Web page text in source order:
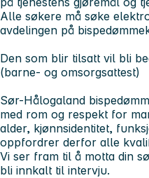
Alle søkere må søke
avdelingen på
Den som blir tilsatt vil bli
(barne- og omsorgsattest)
Sør-Hålogaland
med rom og respekt for
alder, kjønnsidentitet,
oppfordrer derfor alle
Vi ser fram til å motta din
bli innkalt til intervju.